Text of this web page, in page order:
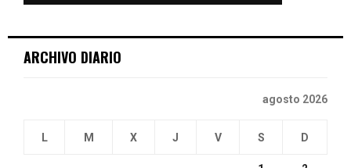
ARCHIVO DIARIO
agosto 2026
L M X J V S D